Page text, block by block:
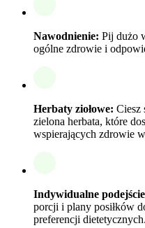
Nawodnienie: Pij dużo
ogólne zdrowie i
Herbaty ziołowe: Ciesz
zielona herbata, które
wspierających zdrowie
Indywidualne
porcji i plany posiłków
preferencji dietetycznych.